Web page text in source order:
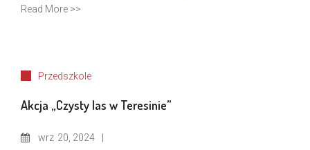
Read More >>
Przedszkole
Akcja „Czysty las w Teresinie”
wrz 20, 2024